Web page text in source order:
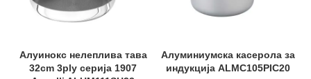
Алуинокс нелеплива тава
32cm 3ply серија 1907
Алуминиумска касерола за
индукција ALMC105PIC20